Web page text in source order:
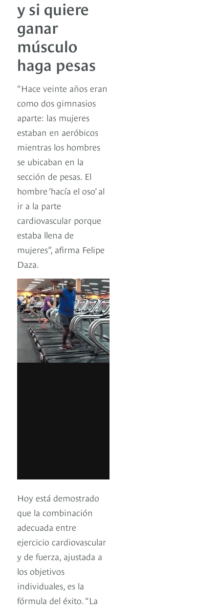
y si quiere
ganar
músculo
haga pesas
“Hace veinte años eran
como dos gimnasios
aparte: las mujeres
estaban en aeróbicos
mientras los hombres
se ubicaban en la
sección de pesas. El
hombre ‘hacía el oso’ al
ir a la parte
cardiovascular porque
estaba llena de
mujeres”, afirma Felipe
Daza.
Hoy está demostrado
que la combinación
adecuada entre
ejercicio cardiovascular
y de fuerza, ajustada a
los objetivos
individuales, es la
fórmula del éxito. “La